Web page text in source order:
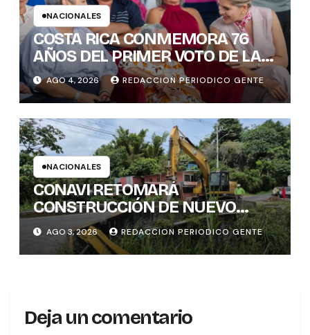
NACIONALES
COSTA RICA CONMEMORA 76
AÑOS DEL PRIMER VOTO DE LAS
MUJERES , INAMU BRINDA
HOMENAJE A UNA DE LAS
PRIMERAS MUJERES VOTANTES
DE COSTARICA
AGO 4, 2026 REDACCION PERIODICO GENTE
NACIONALES
CONAVI RETOMARÁ
CONSTRUCCIÓN DE NUEVO
PUENTE EN TURES TRAS
CONCLUIR PROCESO DE
VALORACIÓN PATRIMONIAL
AGO 3, 2026 REDACCION PERIODICO GENTE
Deja un comentario